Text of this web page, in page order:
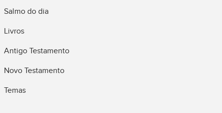
Salmo do dia
Livros
Antigo Testamento
Novo Testamento
Temas